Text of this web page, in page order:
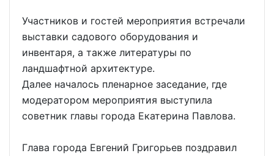
Участников и гостей мероприятия встречали
выставки садового оборудования и
инвентаря, а также литературы по
ландшафтной архитектуре.
Далее началось пленарное заседание, где
модератором мероприятия выступила
советник главы города Екатерина Павлова.
Глава города Евгений Григорьев поздравил